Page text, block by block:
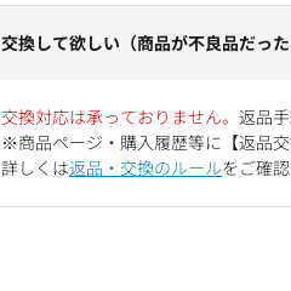
交換して欲しい（商品が不良品だっ
交換対応は承っておりません。 返品
※商品ページ・購入履歴等に【返品
詳しくは返品・交換のルールをご確認